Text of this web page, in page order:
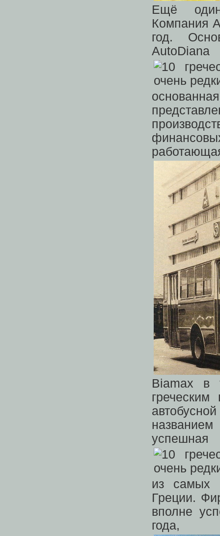
Ещё один
Компания
год.
Biamax в
из самых
Греции.
вполне